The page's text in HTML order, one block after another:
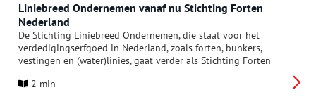
Liniebreed Ondernemen vanaf nu Stichting Forten
Nederland
De Stichting Liniebreed Ondernemen, die staat voor het
verdedigingserfgoed in Nederland, zoals forten, bunkers,
vestingen en (water)linies, gaat verder als Stichting Forten
aftrap van het Fortenfestival dat op zaterdag 7 september
2 min